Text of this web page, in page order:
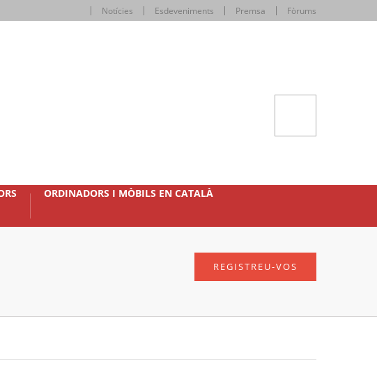
Notícies Esdeveniments Premsa Fòrums
ORDINADORS I MÒBILS EN CATALÀ
REGISTREU-VOS